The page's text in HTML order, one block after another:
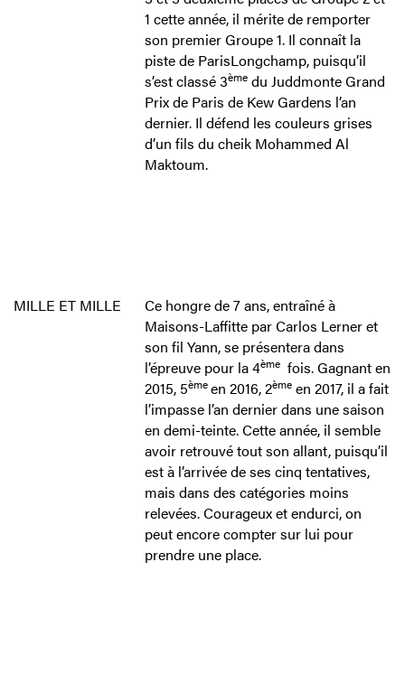
1 cette année, il mérite de remporter
son premier Groupe 1. Il connaît la
piste de ParisLongchamp, puisqu’il
s’est classé 3ème du Juddmonte Grand
Prix de Paris de Kew Gardens l’an
dernier. Il défend les couleurs grises
d’un fils du cheik Mohammed Al
Maktoum.
MILLE ET MILLE
Ce hongre de 7 ans, entraîné à
Maisons-Laffitte par Carlos Lerner et
son fil Yann, se présentera dans
l’épreuve pour la 4ème fois. Gagnant en
2015, 5èmeen 2016, 2ème en 2017, il a fait
l’impasse l’an dernier dans une saison
en demi-teinte. Cette année, il semble
avoir retrouvé tout son allant, puisqu’il
est à l’arrivée de ses cinq tentatives,
mais dans des catégories moins
relevées. Courageux et endurci, on
peut encore compter sur lui pour
prendre une place.